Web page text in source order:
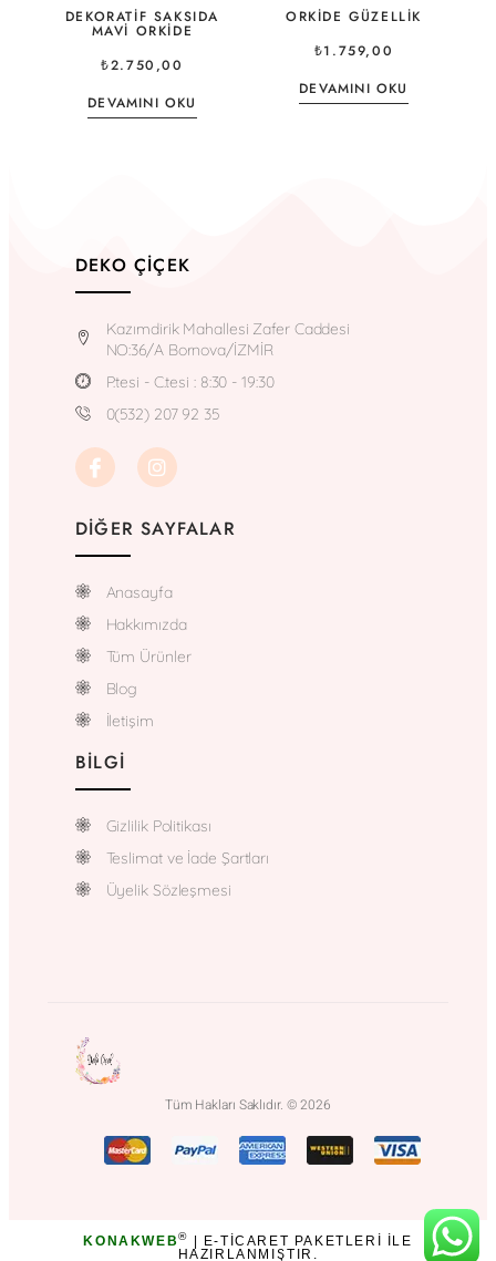
DEKORATIF SAKSIDA
MAVI ORKIDE
₺2.750,00
DEVAMINI OKU
ORKIDE GÜZELLIK
₺1.759,00
DEVAMINI OKU
DEKO ÇIÇEK
Kazımdirik Mahallesi Zafer Caddesi
NO:36/A Bornova/İZMİR
P.tesi - C.tesi : 8:30 - 19:30
0(532) 207 92 35
DIĞER SAYFALAR
Anasayfa
Hakkımızda
Tüm Ürünler
Blog
İletişim
BILGI
Gizlilik Politikası
Teslimat ve İade Şartları
Üyelik Sözleşmesi
Tüm Hakları Saklıdır. © 2026
KONAKWEB®
| E-TICARET PAKETLERI ILE
HAZIRLANMIŞTIR.